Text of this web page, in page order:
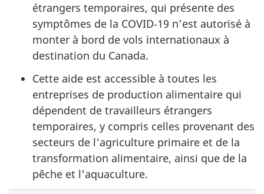
étrangers temporaires, qui présente des
symptômes de la COVID‑19 n’est autorisé à
monter à bord de vols internationaux à
destination du Canada.
Cette aide est accessible à toutes les
entreprises de production alimentaire qui
dépendent de travailleurs étrangers
temporaires, y compris celles provenant des
secteurs de l'agriculture primaire et de la
transformation alimentaire, ainsi que de la
pêche et l'aquaculture.